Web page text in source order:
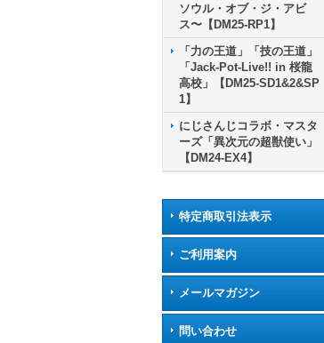
ソウル・オブ・ジ・アビ
ス〜【DM25-RP1】
「力の王道」「技の王道」
「Jack-Pot-Live!! in 桜龍
高校」【DM25-SD1&2&SP
1】
にじさんじコラボ・マスタ
ーズ「異次元の超獣使い」
【DM24-EX4】
特定商取引法表示
ご利用案内
メールマガジン
問い合わせ